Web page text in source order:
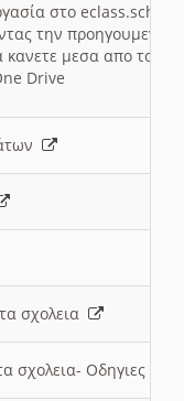
στο eclass.sch.gr
την
κανετε μεσα απο το
Drive
σχολεια
σχολεια- Οδηγιες